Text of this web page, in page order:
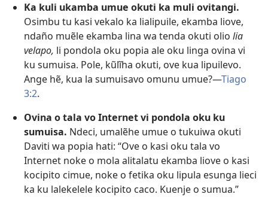
Ka kuli ukamba umue okuti ka muli ovitangi.
Osimbu tu kasi vekalo ka lialipuile, ekamba liove,
ndaño muẽle ekamba lina wa tenda okuti olio lia
velapo, li pondola oku popia ale oku linga ovina vi
ku sumuisa. Pole, kũlĩha okuti, ove kua lipuilevo.
Ange hẽ, kua la sumuisavo omunu umue?—Tiago
3:2.
Ovina o tala vo Internet vi pondola oku ku
sumuisa. Ndeci, umalẽhe umue o tukuiwa okuti
Daviti wa popia hati: “Ove o kasi oku tala vo
Internet noke o mola alitalatu ekamba liove o kasi
kocipito cimue, noke o fetika oku lipula esunga lieci
ka ku lalekelele kocipito caco. Kuenje o sumua.”